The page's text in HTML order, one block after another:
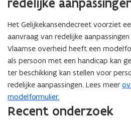
redelijke
Het Gelijkekansendecreet voorziet
aanvraag van redelijke
Vlaamse overheid heeft een
als persoon met een handicap kan
ter beschikking kan stellen voor
redelijke aanpassingen. Lees meer
modelformulier.
Recent onderzoek